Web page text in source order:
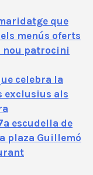
que
menús oferts
nou patrocini
celebra la
exclusius als
escudella de
plaza Guillemó